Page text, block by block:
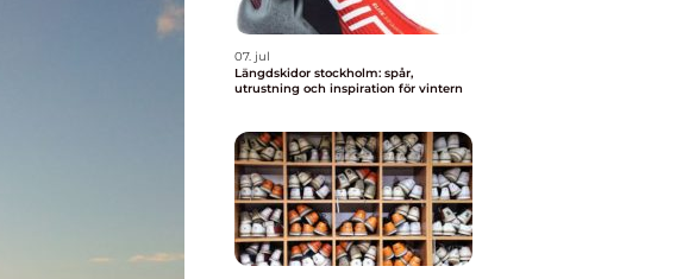
07. jul
Längdskidor stockholm: spår,
utrustning och inspiration för vintern